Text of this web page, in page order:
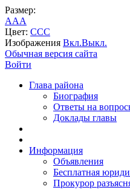
Размер:
AAA
Цвет: CCC
Изображения Вкл.Выкл.
Обычная версия сайта
Войти
Глава района
Биография
Ответы на
Доклады главы
Информация
Объявления
Бесплатная
Прокурор